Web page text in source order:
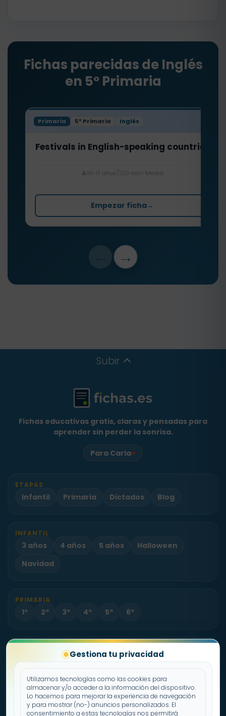
Gestiona tu privacidad
Utilizamos tecnologías como las cookies para
almacenar y/o acceder a la información del dispositivo.
Lo hacemos para mejorar la experiencia de navegación
y para mostrar (no-) anuncios personalizados. El
consentimiento a estas tecnologías nos permitirá
Fichas parecidas de Inglés
en 5º Primaria
Primaria 5º Primaria Inglés
Festivals in English-speaking countries
10-11 años 20 min Media
Empezar ficha→
→
Subir
Fichas educativas gratis, claras y pensadas para
aprender sin perder la sonrisa.
Para Carla♥
ETAPAS
Infantil Primaria Dictados Blog
INFANTIL
3 años 4 años 5 años
Halloween
Navidad
PRIMARIA
1º 2º 3º 4º 5º 6º
Sobre Fichas.es Contacto
Política de cookies